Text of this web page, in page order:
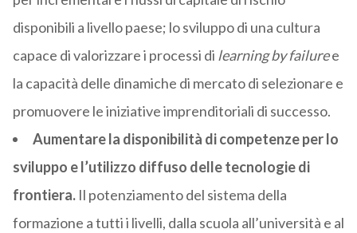
disponibili a livello paese; lo sviluppo di una cultura
capace di valorizzare i processi di learning by failuree
la capacità delle dinamiche di mercato di selezionare e
promuovere le iniziative imprenditoriali di successo.
Aumentare la disponibilità di competenze per lo
sviluppo e l’utilizzo diffuso delle tecnologie di
frontiera. Il potenziamento del sistema della
formazione a tutti i livelli, dalla scuola all’università e al